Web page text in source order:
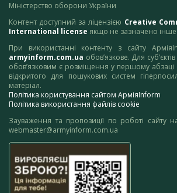
Міністерство оборони України
Контент доступний за ліцензією Creative
International license якщо не зазначено інше.
При використанні контенту з сайту
armyinform.com.ua обов’язкове. Для
обов’язковим є розміщення у першому абзаці
відкритого для пошукових систем
матеріал.
Політика користування сайтом АрміяInform
Політика використання файлів cookie
Зауваження та пропозиції по роботі сайту
webmaster@armyinform.com.ua